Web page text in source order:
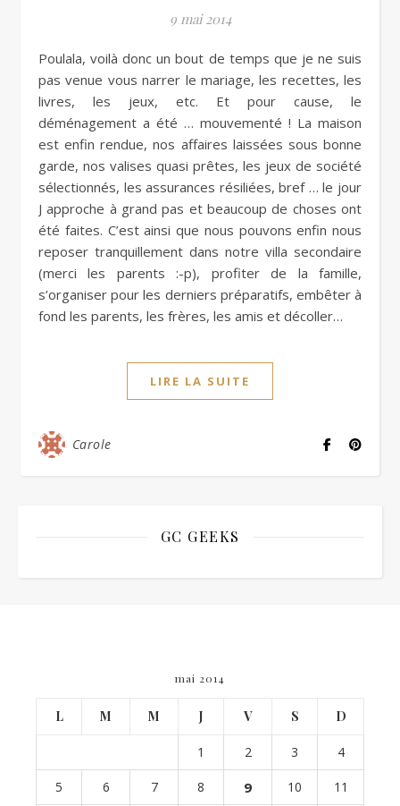
9 mai 2014
Poulala, voilà donc un bout de temps que je ne suis
pas venue vous narrer le mariage, les recettes, les
livres, les jeux, etc. Et pour cause, le
déménagement a été … mouvementé ! La maison
est enfin rendue, nos affaires laissées sous bonne
garde, nos valises quasi prêtes, les jeux de société
sélectionnés, les assurances résiliées, bref … le jour
J approche à grand pas et beaucoup de choses ont
été faites. C’est ainsi que nous pouvons enfin nous
reposer tranquillement dans notre villa secondaire
(merci les parents :-p), profiter de la famille,
s’organiser pour les derniers préparatifs, embêter à
fond les parents, les frères, les amis et décoller…
LIRE LA SUITE
Carole
GC GEEKS
mai 2014
L M M J V S D
1 2 3 4
5 6 7 8 9 10 11